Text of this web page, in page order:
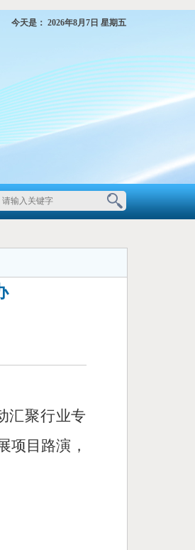
今天是： 2026年8月7日 星期五
汇聚行业专
项目路演，